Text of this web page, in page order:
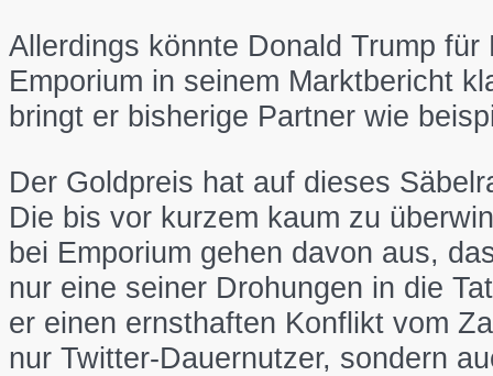
Allerdings könnte Donald Trump
Emporium in seinem Marktbericht
bringt er bisherige Partner wie
Der Goldpreis hat auf dieses
Die bis vor kurzem kaum zu
bei Emporium gehen davon aus,
nur eine seiner Drohungen in die
er einen ernsthaften Konflikt vom
nur Twitter-Dauernutzer, sondern